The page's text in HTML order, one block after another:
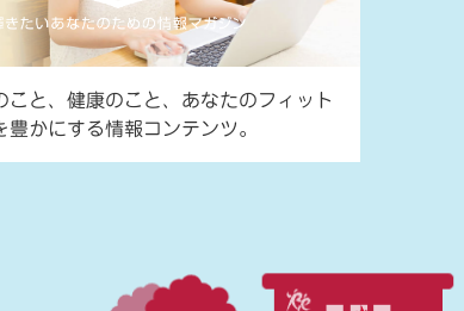
こと、健康のこと、あなたのフィット
豊かにする情報コンテンツ。